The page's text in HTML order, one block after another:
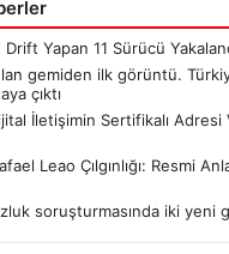
Yapan 11 Sürücü
gemiden ilk görüntü.
çıktı
İletişimin Sertifikalı Adresi
Leao Çılgınlığı: Resmi
soruşturmasında iki yeni